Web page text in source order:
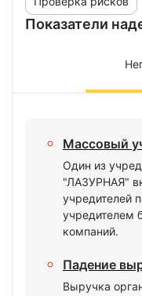
Показатели
Массовый
Один из
"ЛАЗУРНАЯ"
учредителей
учредителем
компаний.
Падение
Выручка